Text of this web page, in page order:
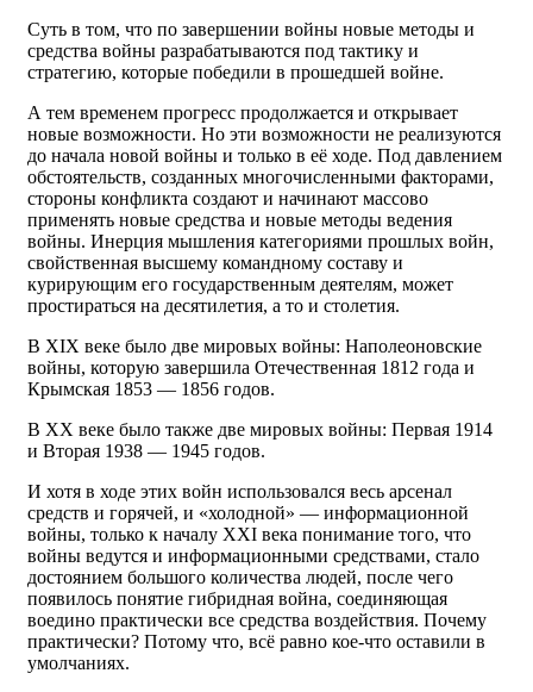
Суть в том, что по завершении войны новые методы и
средства войны разрабатываются под тактику и
стратегию, которые победили в прошедшей войне.
А тем временем прогресс продолжается и открывает
новые возможности. Но эти возможности не реализуются
до начала новой войны и только в её ходе. Под давлением
обстоятельств, созданных многочисленными факторами,
стороны конфликта создают и начинают массово
применять новые средства и новые методы ведения
войны. Инерция мышления категориями прошлых войн,
свойственная высшему командному составу и
курирующим его государственным деятелям, может
простираться на десятилетия, а то и столетия.
В XIX веке было две мировых войны: Наполеоновские
войны, которую завершила Отечественная 1812 года и
Крымская 1853 — 1856 годов.
В XX веке было также две мировых войны: Первая 1914
и Вторая 1938 — 1945 годов.
И хотя в ходе этих войн использовался весь арсенал
средств и горячей, и «холодной» — информационной
войны, только к началу XXI века понимание того, что
войны ведутся и информационными средствами, стало
достоянием большого количества людей, после чего
появилось понятие гибридная война, соединяющая
воедино практически все средства воздействия. Почему
практически? Потому что, всё равно кое-что оставили в
умолчаниях.